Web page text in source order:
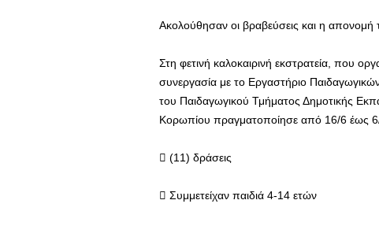
Ακολούθησαν οι βραβεύσεις και η
Στη φετινή καλοκαιρινή εκστρατεία, που
συνεργασία με το Εργαστήριο
του Παιδαγωγικού Τμήματος Δημοτικής
Κορωπίου πραγματοποίησε από 16/6 έως
 (11) δράσεις
 Συμμετείχαν παιδιά 4-14 ετών